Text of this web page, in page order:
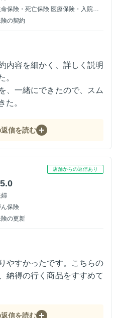
生命保険・死亡保険 医療保険・入院保険
の契約
内容を細かく、詳しく説明
。
、一緒にできたので、スム
た。
信を読む
店舗からの返信あり
5.0
婦
保険
の更新
やすかったです。こちらの
納得の行く商品をすすめて
信を読む